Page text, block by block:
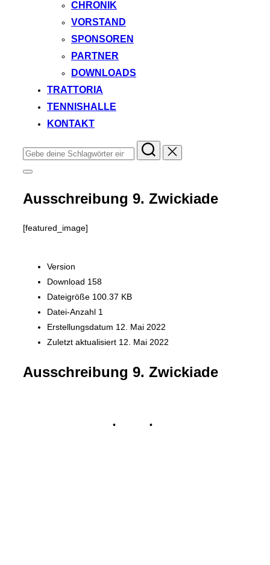
CHRONIK
VORSTAND
SPONSOREN
PARTNER
DOWNLOADS
TRATTORIA
TENNISHALLE
KONTAKT
Suchen
nach:
Seitenleiste
Navigation
umschalten
Ausschreibung 9. Zwickiade
[featured_image]
Version
Download 158
Dateigröße 100.37 KB
Datei-Anzahl 1
Erstellungsdatum 12. Mai 2022
Zuletzt aktualisiert 12. Mai 2022
Ausschreibung 9. Zwickiade
• •